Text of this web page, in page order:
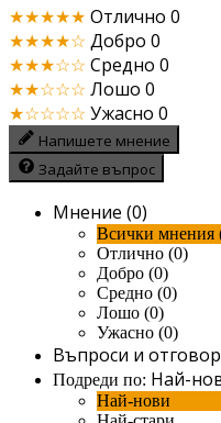
★★★★★ Отлично 0
★★★★☆ Добро 0
★★★☆☆ Средно 0
★★☆☆☆ Лошо 0
★☆☆☆☆ Ужасно 0
Напишете мнение
Задайте въпрос
Мнение (0)
Всички мнения
Отлично (0)
Добро (0)
Средно (0)
Лошо (0)
Ужасно (0)
Въпроси и
Подреди по: Най-
Най-нови